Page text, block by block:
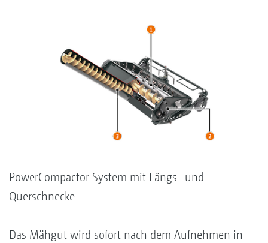
PowerCompactor System mit Längs- und
Querschnecke
Das Mähgut wird sofort nach dem Aufnehmen in